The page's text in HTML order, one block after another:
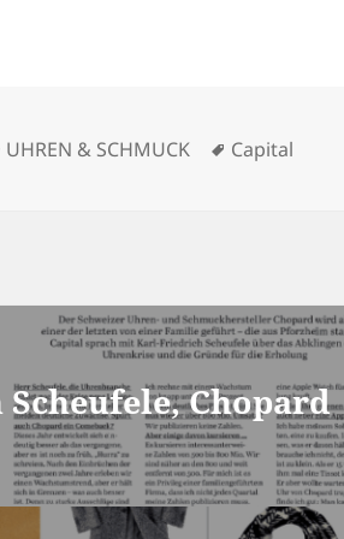
Kategorien
UHREN & SCHMUCK Schlagwörter
Capital
Chopard